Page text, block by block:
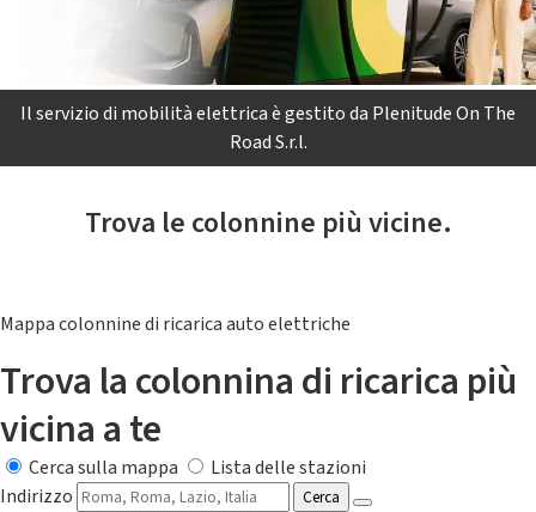
Il servizio di mobilità elettrica è gestito da Plenitude On The
Road S.r.l.
Trova le colonnine più vicine.
Mappa colonnine di ricarica auto elettriche
Trova la colonnina di ricarica più
vicina a te
Cerca sulla mappa
Lista delle stazioni
Indirizzo
Cerca